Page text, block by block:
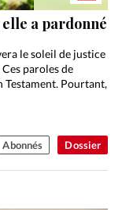
Dossier
a pardonné
le soleil de justice
paroles de
Testament. Pourtant,
Abonnés